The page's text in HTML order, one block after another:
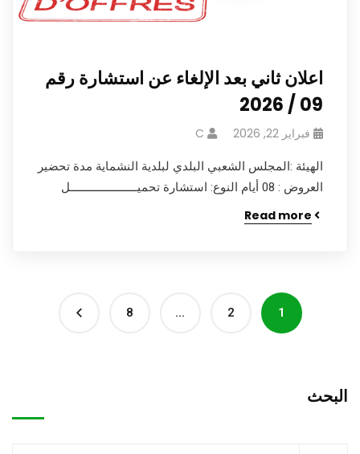
اعلان ثاني بعد الإلغاء عن استشارة رقم
09 / 2026
فبراير 22, 2026 C
الهيئة :المجلس الشعبي البلدي لبلدية النشماية مدة تحضير
العروض : 08 أيام النوع: استشارة تحميـــــــــــــــــــــل
Read more
1
2
…
8
البحث